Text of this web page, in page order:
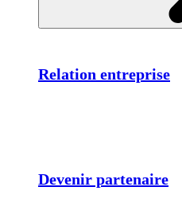
Relation entreprise
Devenir partenaire